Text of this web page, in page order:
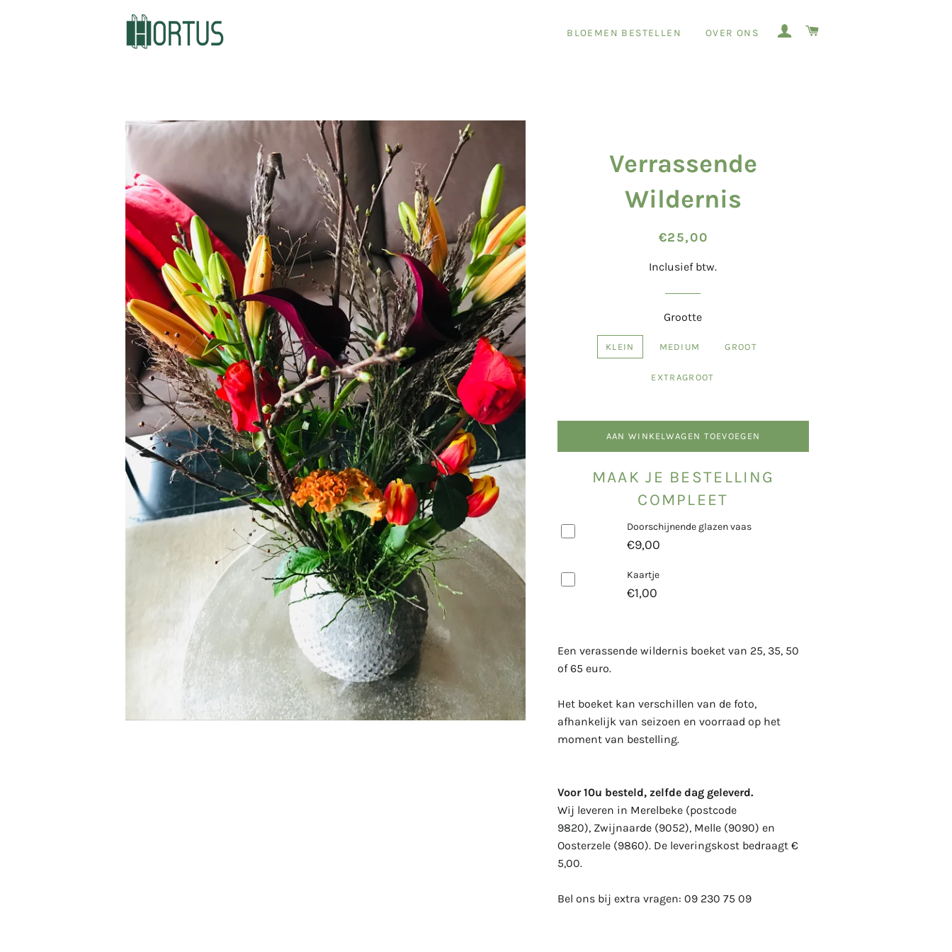
BLOEMEN BESTELLEN OVER ONS AANMELDEN
Verrassende
Wildernis
Normale
Aanbiedingsprijs
€25,00
Inclusief btw.
Grootte
KLEIN MEDIUM GROOT
EXTRAGROOT
AAN WINKELWAGEN TOEVOEGEN
MAAK JE BESTELLING
COMPLEET
Doorschijnende glazen vaas
€9,00
Kaartje
€1,00
Een verassende wildernis boeket van 25, 35, 50
of 65 euro.
Het boeket kan verschillen van de foto,
afhankelijk van seizoen en voorraad op het
moment van bestelling.
Voor 10u besteld, zelfde dag geleverd.
Wij leveren in Merelbeke (postcode
9820), Zwijnaarde (9052), Melle (9090) en
Oosterzele (9860). De leveringskost bedraagt €
5,00.
Bel ons bij extra vragen: 09 230 75 09